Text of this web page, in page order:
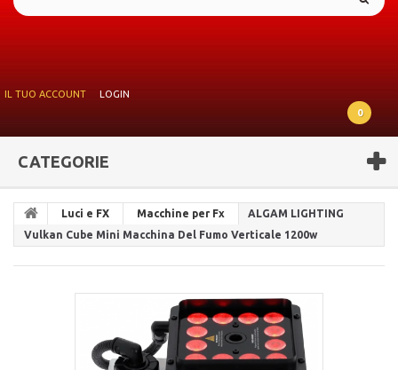
IL TUO ACCOUNT
LOGIN
0
CATEGORIE
Luci e FX Macchine per Fx
ALGAM LIGHTING
Vulkan Cube Mini Macchina Del Fumo Verticale 1200w